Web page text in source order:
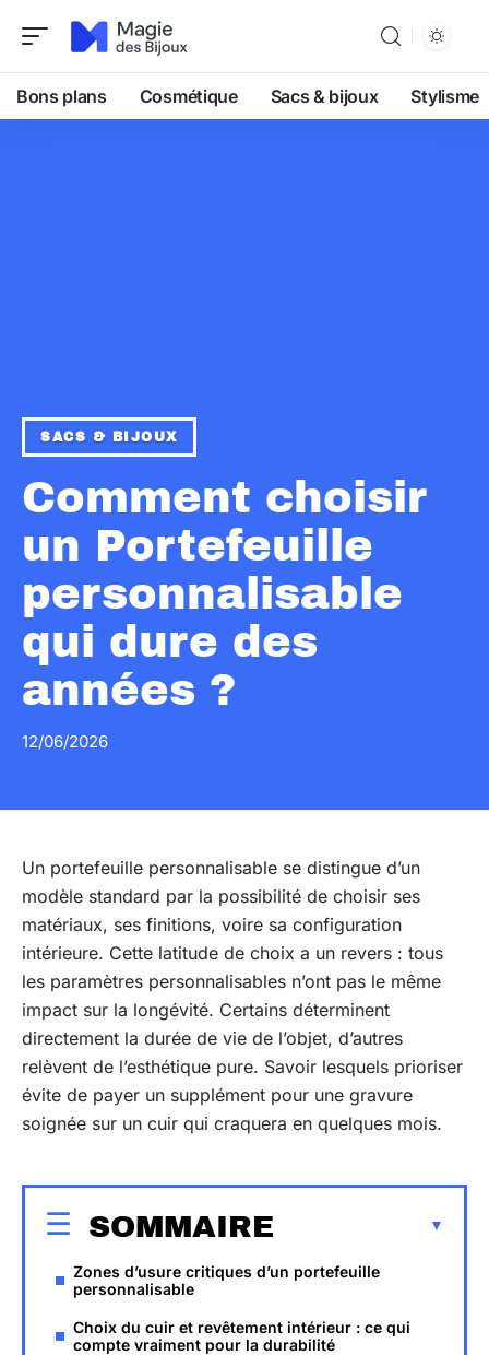
Bons plans Cosmétique Sacs & bijoux Stylisme
SACS & BIJOUX
Comment choisir
un Portefeuille
personnalisable
qui dure des
années ?
12/06/2026
Un portefeuille personnalisable se distingue d’un
modèle standard par la possibilité de choisir ses
matériaux, ses finitions, voire sa configuration
intérieure. Cette latitude de choix a un revers : tous
les paramètres personnalisables n’ont pas le même
impact sur la longévité. Certains déterminent
directement la durée de vie de l’objet, d’autres
relèvent de l’esthétique pure. Savoir lesquels prioriser
évite de payer un supplément pour une gravure
soignée sur un cuir qui craquera en quelques mois.
SOMMAIRE
Zones d’usure critiques d’un portefeuille
personnalisable
Choix du cuir et revêtement intérieur : ce qui
compte vraiment pour la durabilité